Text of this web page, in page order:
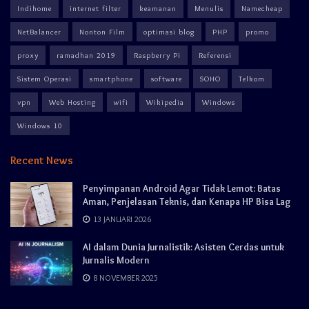
Indihome internet filter keamanan Menulis Namecheap
NetBalancer Nonton Film optimasi blog PHP promo
proxy ramadhan 2019 Raspberry Pi Referensi
Sistem Operasi smartphone software SOHO Telkom
vpn Web Hosting wifi Wikipedia Windows
Windows 10
Recent News
Penyimpanan Android Agar Tidak Lemot: Batas
Aman, Penjelasan Teknis, dan Kenapa HP Bisa Lag
13 JANUARI 2026
AI dalam Dunia Jurnalistik: Asisten Cerdas untuk
Jurnalis Modern
8 NOVEMBER 2025